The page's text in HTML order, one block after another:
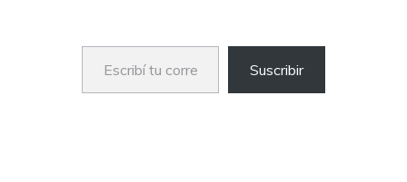
Escribí tu correo electrónico…
Suscribir